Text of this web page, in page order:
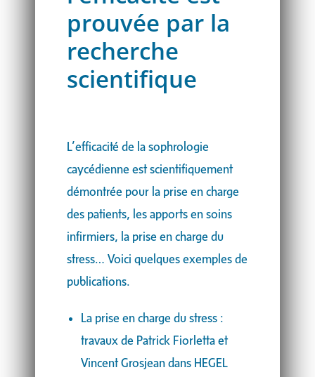
prouvée par la
recherche
scientifique
L’efficacité de la sophrologie
caycédienne est scientifiquement
démontrée pour la prise en charge
des patients, les apports en soins
infirmiers, la prise en charge du
stress… Voici quelques exemples de
publications.
La prise en charge du stress :
travaux de Patrick Fiorletta et
Vincent Grosjean dans HEGEL